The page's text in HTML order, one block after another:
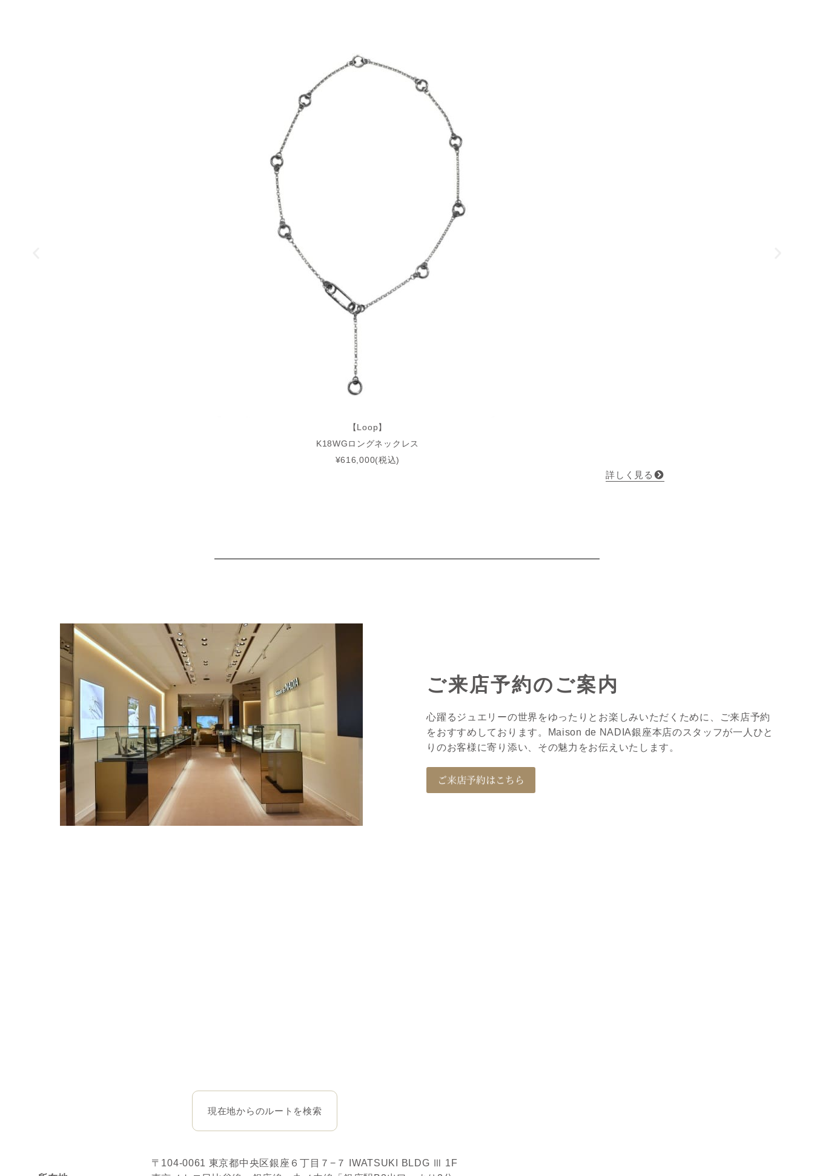
【Loop】
K18WGロングネックレス
¥616,000(税込)
詳しく見る
ご来店予約のご案内
心躍るジュエリーの世界をゆったりとお楽しみいただくために、ご来店予約
をおすすめしております。Maison de NADIA銀座本店のスタッフが一人ひと
りのお客様に寄り添い、その魅力をお伝えいたします。
現在地からのルートを検索
〒104-0061 東京都中央区銀座６丁目７−７ IWATSUKI BLDG Ⅲ 1F